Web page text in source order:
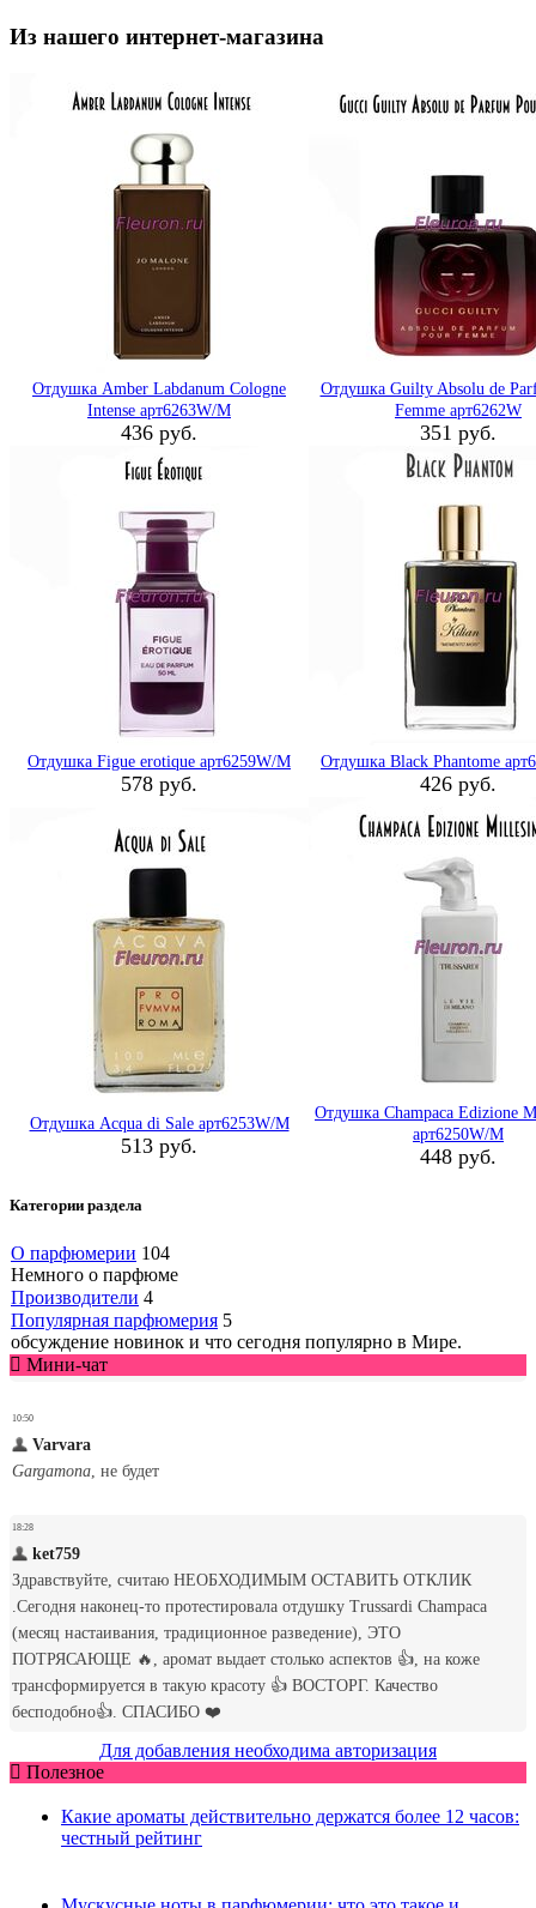
Из нашего интернет-магазина
Отдушка Amber Labdanum Cologne
Intense арт6263W/M
436 руб.
Отдушка Guilty Absolu de
Femme арт6262W
351 руб.
Отдушка Figue erotique арт6259W/M
578 руб.
Отдушка Black Phantome
426 руб.
Отдушка Acqua di Sale арт6253W/M
513 руб.
Отдушка Champaca Edizione
арт6250W/M
448 руб.
Категории раздела
О парфюмерии 104
Немного о парфюме
Производители 4
Популярная парфюмерия 5
обсуждение новинок и что сегодня популярно в Мире.
Мини-чат
Для добавления необходима авторизация
Полезное
Какие ароматы действительно держатся более 12 часов:
честный рейтинг